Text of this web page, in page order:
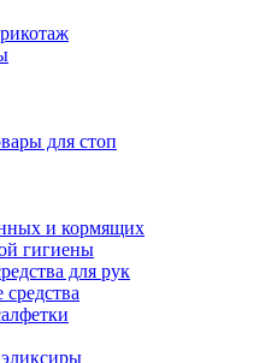
для стоп
и кормящих
гигиены
для рук